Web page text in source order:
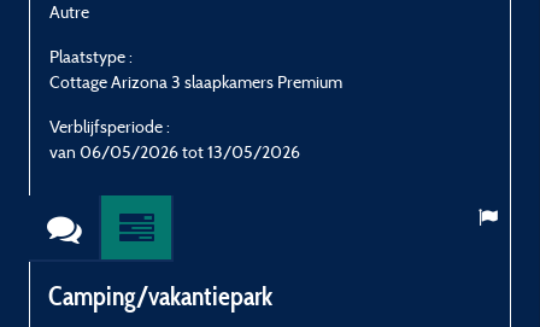
Autre
Plaatstype :
Cottage Arizona 3 slaapkamers Premium
Verblijfsperiode :
van 06/05/2026 tot 13/05/2026
Camping/vakantiepark